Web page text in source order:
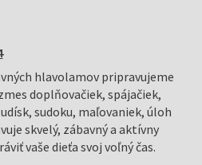
hlavolamov pripravujeme
doplňovačiek, spájačiek,
sudoku, maľovaniek, úloh
skvelý, zábavný a aktívny
vaše dieťa svoj voľný čas.